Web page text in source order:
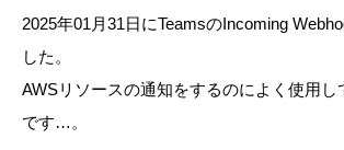
2025年01月31日にTeamsのIncoming
した。
AWSリソースの通知をするのによく使用し
です…。